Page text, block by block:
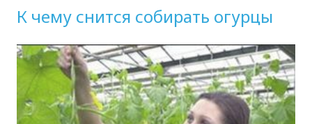
К чему снится собирать огурцы